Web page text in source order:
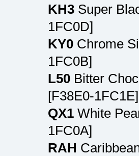
KH3Super
1FC0D]
KY0Chrome
1FC0B]
L50Bitter
[F38E0-1FC1E]
QX1White
1FC0A]
RAH